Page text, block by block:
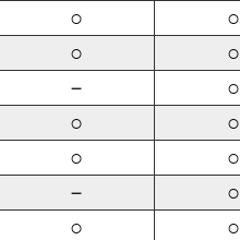
○ ○
○ ○
－ ○
○ ○
○ ○
－ ○
○ ○